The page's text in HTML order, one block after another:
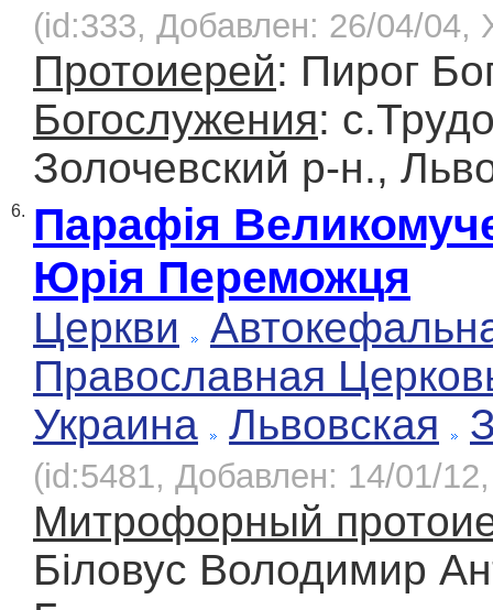
(id:333, Добавлен: 26/04/04,
Протоиерей: Пирог
Богослужения:
Золочевский р-н.,
6. Парафія
Юрія Переможця
Церкви
Православная
Украина
Львовская
(id:5481, Добавлен: 14/01/
Митрофорный
Біловус Володимир